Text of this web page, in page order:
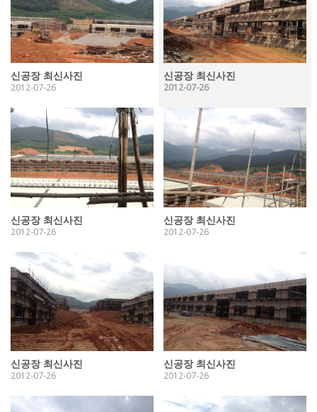
신공장 최신사진
2012-07-26
신공장 최신사진
2012-07-26
신공장 최신사진
2012-07-26
신공장 최신사진
2012-07-26
신공장 최신사진
2012-07-26
신공장 최신사진
2012-07-26